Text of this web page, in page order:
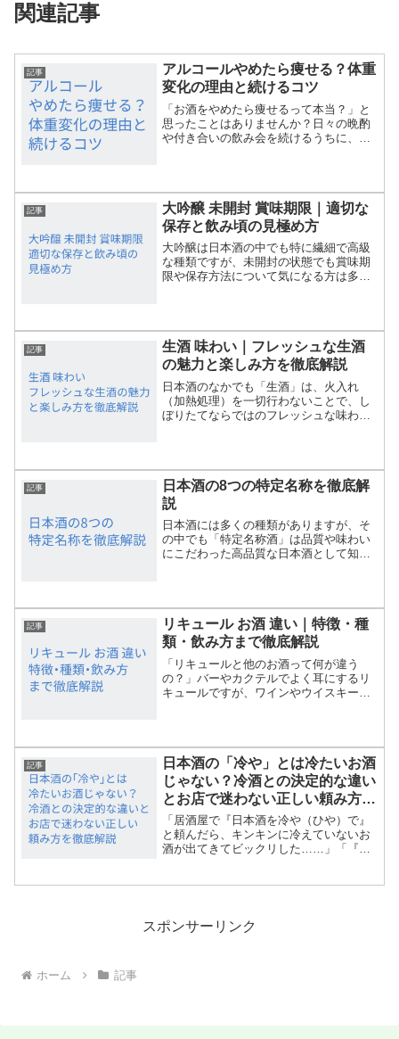
関連記事
記事
アルコールやめたら痩せる？体重
変化の理由と続けるコツ
「お酒をやめたら痩せるって本当？」と
思ったことはありませんか？日々の晩酌
や付き合いの飲み会を続けるうちに、体
の記事では、「アルコール...
記事
大吟醸 未開封 賞味期限｜適切な
保存と飲み頃の見極め方
大吟醸は日本酒の中でも特に繊細で高級
な種類ですが、未開封の状態でも賞味期
限や保存方法について気になる方は多い
のポイントをわかりやす...
記事
生酒 味わい｜フレッシュな生酒
の魅力と楽しみ方を徹底解説
日本酒のなかでも「生酒」は、火入れ
（加熱処理）を一切行わないことで、し
ぼりたてならではのフレッシュな味わい
しさや爽快感は一度味わうと...
記事
日本酒の8つの特定名称を徹底解
説
日本酒には多くの種類がありますが、そ
の中でも「特定名称酒」は品質や味わい
にこだわった高品質な日本酒として知ら
べば良いのか悩む方も多い...
記事
リキュール お酒 違い｜特徴・種
類・飲み方まで徹底解説
「リキュールと他のお酒って何が違う
の？」バーやカクテルでよく耳にするリ
キュールですが、ワインやウイスキーな
りやすく整理し、製造方法・...
記事
日本酒の「冷や」とは冷たいお酒
じゃない？冷酒との決定的な違い
とお店で迷わない正しい頼み方を
徹底解説
「居酒屋で『日本酒を冷や（ひや）で』
と頼んだら、キンキンに冷えていないお
酒が出てきてビックリした……」「『冷
スポンサーリンク
ホーム 記事